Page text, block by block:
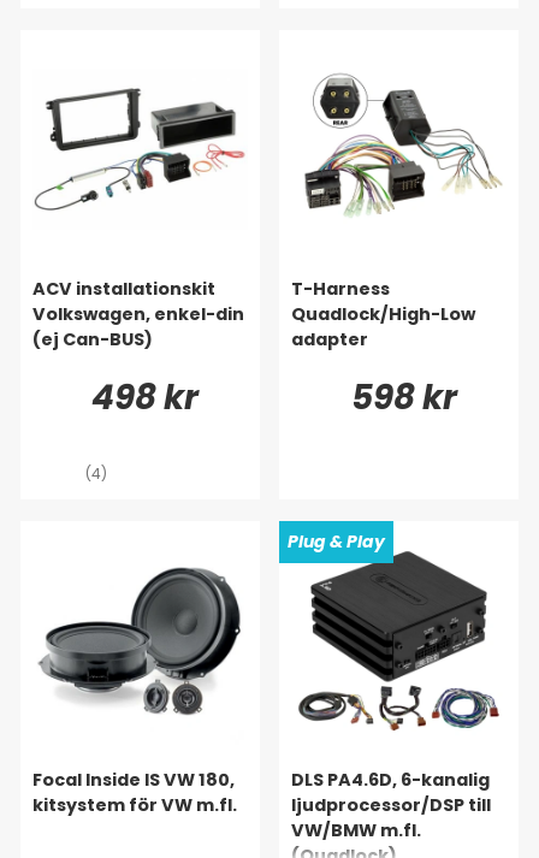
ACV installationskit
Volkswagen, enkel-din
(ej Can-BUS)
498 kr
(4)
T-Harness
Quadlock/High-Low
adapter
598 kr
Focal Inside IS VW 180,
kitsystem för VW m.fl.
Plug & Play
DLS PA4.6D, 6-kanalig
ljudprocessor/DSP till
VW/BMW m.fl.